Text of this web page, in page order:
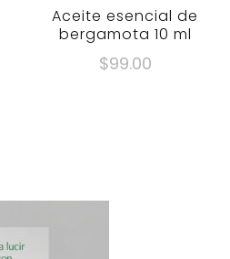
Aceite esencial de
bergamota 10 ml
$99.00